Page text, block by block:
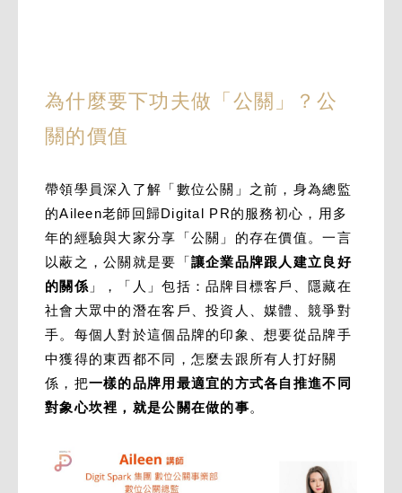
為什麼要下功夫做「公關」？公
關的價值
帶領學員深入了解「數位公關」之前，身為總監
的Aileen老師回歸Digital PR的服務初心，用多
年的經驗與大家分享「公關」的存在價值。一言
以蔽之，公關就是要「讓企業品牌跟人建立良好
的關係 」，「人」包括：品牌目標客戶、隱藏在
社會大眾中的潛在客戶、投資人、媒體、競爭對
手。每個人對於這個品牌的印象、想要從品牌手
中獲得的東西都不同，怎麼去跟所有人打好關
係，把一樣的品牌用最適宜的方式各自推進不同
對象心坎裡，就是公關在做的事。